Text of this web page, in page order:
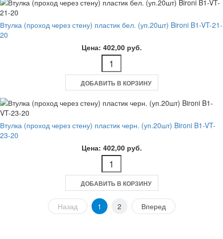
Втулка (проход через стену) пластик бел. (уп.20шт) Bironi B1-VT-21-
20
Цена: 402,00 руб.
ДОБАВИТЬ В КОРЗИНУ
Втулка (проход через стену) пластик черн. (уп.20шт) Bironi B1-VT-
23-20
Цена: 402,00 руб.
ДОБАВИТЬ В КОРЗИНУ
Назад 1 2 Вперед